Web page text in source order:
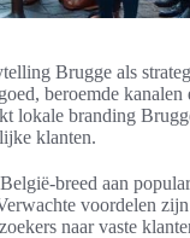
Brugge als
beroemde kanalen
lokale branding
klanten.
breed aan
voordelen
naar vaste